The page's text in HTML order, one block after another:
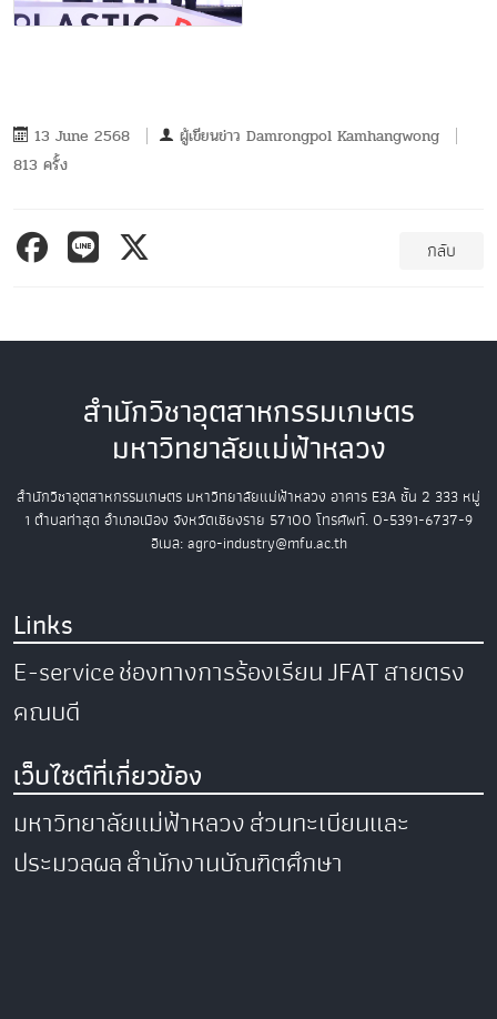
13 June 2568 ผู้เขียนข่าว Damrongpol Kamhangwong
813 ครั้ง
กลับ
สำนักวิชาอุตสาหกรรมเกษตร
มหาวิทยาลัยแม่ฟ้าหลวง
สำนักวิชาอุตสาหกรรมเกษตร มหาวิทยาลัยแม่ฟ้าหลวง อาคาร E3A ชั้น 2 333 หมู่
1 ตำบลท่าสุด อำเภอเมือง จังหวัดเชียงราย 57100 โทรศัพท์. 0-5391-6737-9
อีเมล: agro-industry@mfu.ac.th
Links
E-serviceช่องทางการร้องเรียนJFATสายตรง
คณบดี
เว็บไซต์ที่เกี่ยวข้อง
มหาวิทยาลัยแม่ฟ้าหลวงส่วนทะเบียนและ
ประมวลผลสำนักงานบัณฑิตศึกษา